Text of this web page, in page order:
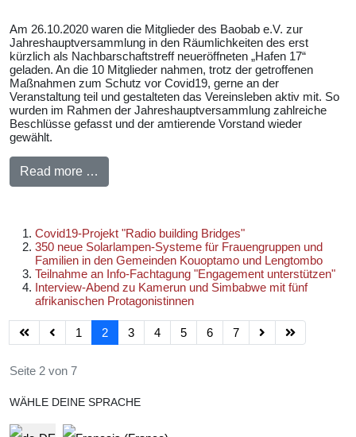
Am 26.10.2020 waren die Mitglieder des Baobab e.V. zur
Jahreshauptversammlung in den Räumlichkeiten des erst
kürzlich als Nachbarschaftstreff neueröffneten „Hafen 17“
geladen. An die 10 Mitglieder nahmen, trotz der getroffenen
Maßnahmen zum Schutz vor Covid19, gerne an der
Veranstaltung teil und gestalteten das Vereinsleben aktiv mit. So
wurden im Rahmen der Jahreshauptversammlung zahlreiche
Beschlüsse gefasst und der amtierende Vorstand wieder
gewählt.
Read more …
Covid19-Projekt "Radio building Bridges"
350 neue Solarlampen-Systeme für Frauengruppen und
Familien in den Gemeinden Kouoptamo und Lengtombo
Teilnahme an Info-Fachtagung "Engagement unterstützen"
Interview-Abend zu Kamerun und Simbabwe mit fünf
afrikanischen Protagonistinnen
1 2 3 4 5 6 7
Seite 2 von 7
WÄHLE DEINE SPRACHE
Select your language